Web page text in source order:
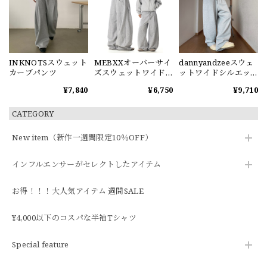
CATEGORY
New item（新作一週間限定10％OFF）
インフルエンサーがセレクトしたアイテム
お得！！！大人気アイテム 週間SALE
¥4,000以下のコスパな半袖Tシャツ
Special feature
INKNOTSスウェット
カーブパンツ
¥7,840
MEBXXオーバーサイ
ズスウェットワイド
¥6,750
dannyandzeeスウェ
ットワイドシルエッ
¥9,710